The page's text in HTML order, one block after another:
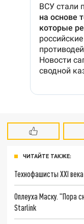
ЧИТАЙТЕ ТАКЖЕ:
Технофашисты XXI века
Оплеуха Маску. "Пора
Starlink